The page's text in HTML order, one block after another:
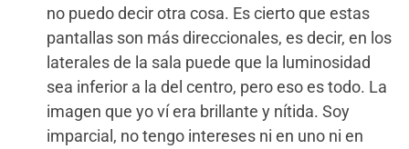
no puedo decir otra cosa. Es cierto que estas
pantallas son más direccionales, es decir, en los
laterales de la sala puede que la luminosidad
sea inferior a la del centro, pero eso es todo. La
imagen que yo ví era brillante y nítida. Soy
imparcial, no tengo intereses ni en uno ni en